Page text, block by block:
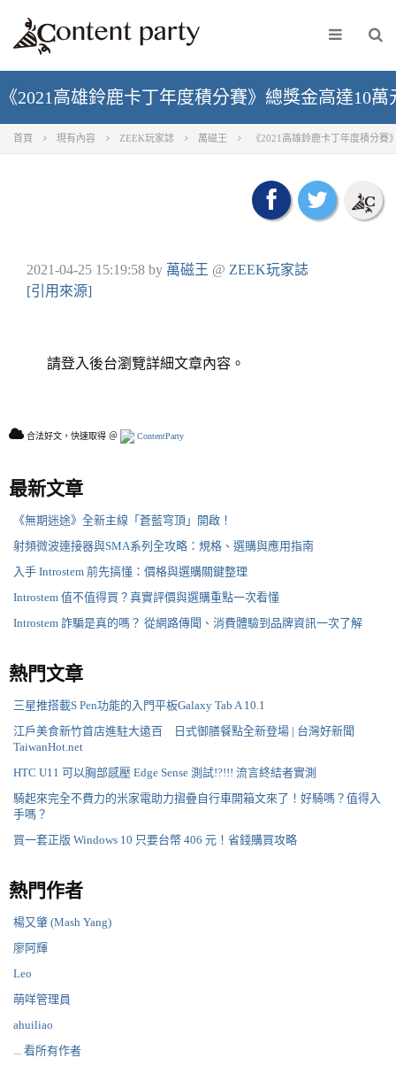
《2021高雄鈴鹿卡丁年度積分賽》總獎金高達10
首頁 現有內容 ZEEK玩家誌 萬磁王 《2021高雄鈴鹿卡丁年度積分
2021-04-25 15:19:58 by 萬磁王 @ ZEEK玩家誌
[引用來源]
請登入後台瀏覽詳細文章內容。
合法好文，快速取得 ＠ ContentParty
最新文章
《無期迷途》全新主線「蒼藍穹頂」開啟！
射頻微波連接器與SMA系列全攻略：規格、選購與應用指南
入手 Introstem 前先搞懂：價格與選購關鍵整理
Introstem 值不值得買？真實評價與選購重點一次看懂
Introstem 詐騙是真的嗎？ 從網路傳聞、消費體驗到品牌資訊一次了解
熱門文章
三星推搭載S Pen功能的入門平板Galaxy Tab A 10.1
江戶美食新竹首店進駐大遠百 日式御膳餐點全新登場 | 台灣好新聞
TaiwanHot.net
HTC U11 可以胸部感壓 Edge Sense 測試!?!!! 流言終結者實測
騎起來完全不費力的米家電助力摺疊自行車開箱文來了！好騎嗎？值得入
手嗎？
買一套正版 Windows 10 只要台幣 406 元！省錢購買攻略
熱門作者
楊又肇 (Mash Yang)
廖阿輝
Leo
萌咩管理員
ahuiliao
... 看所有作者